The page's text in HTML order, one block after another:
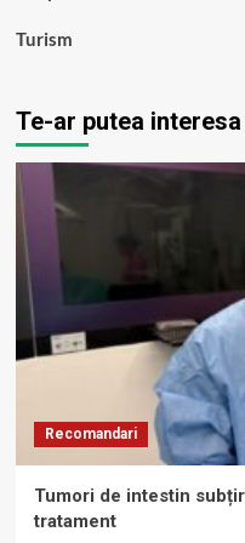
Turism
Te-ar putea
Recomandari
Tumori de intestin
tratament